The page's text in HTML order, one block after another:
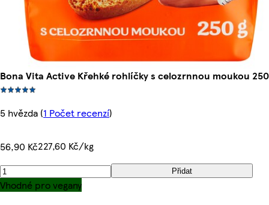
Bona Vita Active Křehké rohlíčky s celozrnnou moukou
5 hvězda (1 Počet recenzí)
56,90 Kč227,60 Kč/kg
Přidat
Vhodné pro vegany